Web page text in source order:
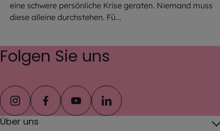
eine schwere persönliche Krise geraten. Niemand muss
diese alleine durchstehen. Fü...
Folgen Sie uns
instagramfacebookyoutubelinkedin
Über uns